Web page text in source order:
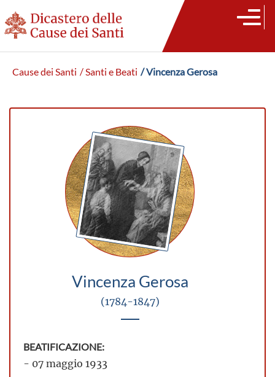
Cause dei Santi / Santi e Beati / Vincenza Gerosa
Vincenza Gerosa
(1784-1847)
BEATIFICAZIONE:
- 07 maggio 1933